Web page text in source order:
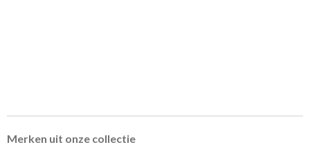
Merken uit onze collectie